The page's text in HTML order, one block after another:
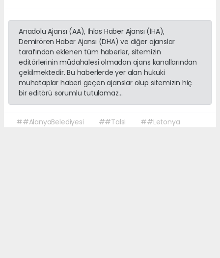
Anadolu Ajansı (AA), İhlas Haber Ajansı (İHA),
Demirören Haber Ajansı (DHA) ve diğer ajanslar
tarafından eklenen tüm haberler, sitemizin
editörlerinin müdahalesi olmadan ajans kanallarından
çekilmektedir. Bu haberlerde yer alan hukuki
muhataplar haberi geçen ajanslar olup sitemizin hiç
bir editörü sorumlu tutulamaz...
##AlanyaBelediyesi ##Talsi
##Letonya